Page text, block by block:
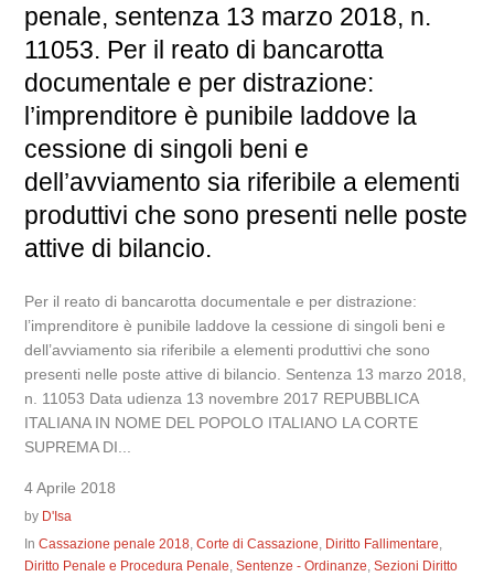
penale, sentenza 13 marzo 2018, n.
11053. Per il reato di bancarotta
documentale e per distrazione:
l’imprenditore è punibile laddove la
cessione di singoli beni e
dell’avviamento sia riferibile a elementi
produttivi che sono presenti nelle poste
attive di bilancio.
Per il reato di bancarotta documentale e per distrazione:
l’imprenditore è punibile laddove la cessione di singoli beni e
dell’avviamento sia riferibile a elementi produttivi che sono
presenti nelle poste attive di bilancio. Sentenza 13 marzo 2018,
n. 11053 Data udienza 13 novembre 2017 REPUBBLICA
ITALIANA IN NOME DEL POPOLO ITALIANO LA CORTE
SUPREMA DI...
4 Aprile 2018
by D'Isa
InCassazione penale 2018,Corte di Cassazione, Diritto Fallimentare,
Diritto Penale e Procedura Penale,Sentenze - Ordinanze,Sezioni Diritto